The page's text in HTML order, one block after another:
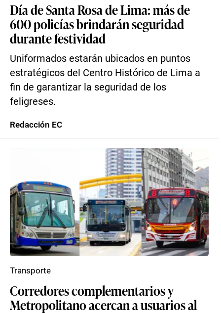
Día de Santa Rosa de Lima: más de
600 policías brindarán seguridad
durante festividad
Uniformados estarán ubicados en puntos
estratégicos del Centro Histórico de Lima a
fin de garantizar la seguridad de los
feligreses.
Redacción EC
Corredores complementarios y
Metropolitano acercan a usuarios al
Transporte